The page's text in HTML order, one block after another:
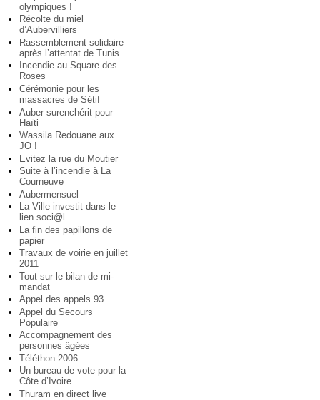
olympiques !
Récolte du miel
d’Aubervilliers
Rassemblement solidaire
après l’attentat de Tunis
Incendie au Square des
Roses
Cérémonie pour les
massacres de Sétif
Auber surenchérit pour
Haïti
Wassila Redouane aux
JO !
Evitez la rue du Moutier
Suite à l’incendie à La
Courneuve
Aubermensuel
La Ville investit dans le
lien soci@l
La fin des papillons de
papier
Travaux de voirie en juillet
2011
Tout sur le bilan de mi-
mandat
Appel des appels 93
Appel du Secours
Populaire
Accompagnement des
personnes âgées
Téléthon 2006
Un bureau de vote pour la
Côte d’Ivoire
Thuram en direct live